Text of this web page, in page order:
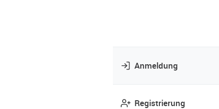
Anmeldung
Registrierung